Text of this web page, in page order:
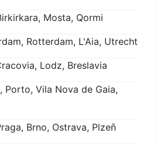
Mosta, Qormi
Rotterdam, L'Aia, Utrecht
Lodz, Breslavia
Porto, Vila Nova de Gaia,
Brno, Ostrava, Plzeň